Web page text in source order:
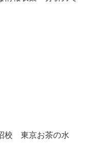
校 東京お茶の水